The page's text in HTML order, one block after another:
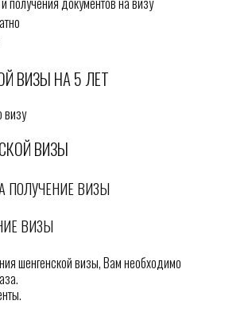
ВИЗЫ НА 5 ЛЕТ
ВИЗЫ
ПОЛУЧЕНИЕ ВИЗЫ
ВИЗЫ
шенгенской визы, Вам необходимо